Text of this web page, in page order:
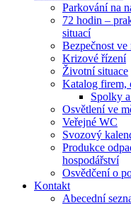
Parkování na
72 hodin –
situací
Bezpečnost ve
Krizové řízení
Životní situace
Katalog firem,
Spolky
Osvětlení ve
Veřejné WC
Svozový
Produkce
hospodářství
Osvědčení o
Kontakt
Abecední